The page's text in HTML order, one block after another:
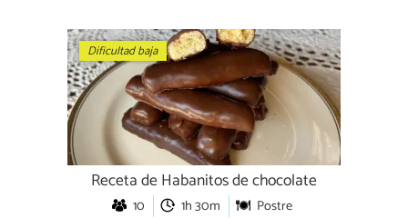
Dificultad baja
Receta de Habanitos de chocolate
10 1h 30m Postre